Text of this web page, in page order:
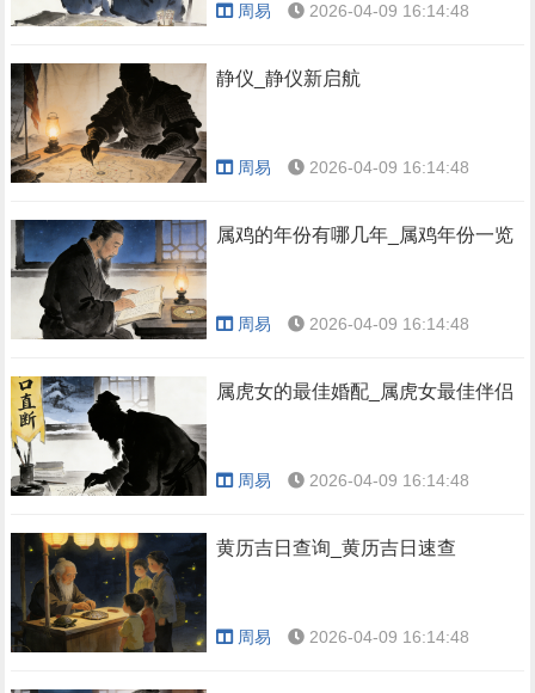
周易 2026-04-09 16:14:48
静仪_静仪新启航
周易 2026-04-09 16:14:48
属鸡的年份有哪几年_属鸡年份一览
周易 2026-04-09 16:14:48
属虎女的最佳婚配_属虎女最佳伴侣
周易 2026-04-09 16:14:48
黄历吉日查询_黄历吉日速查
周易 2026-04-09 16:14:48